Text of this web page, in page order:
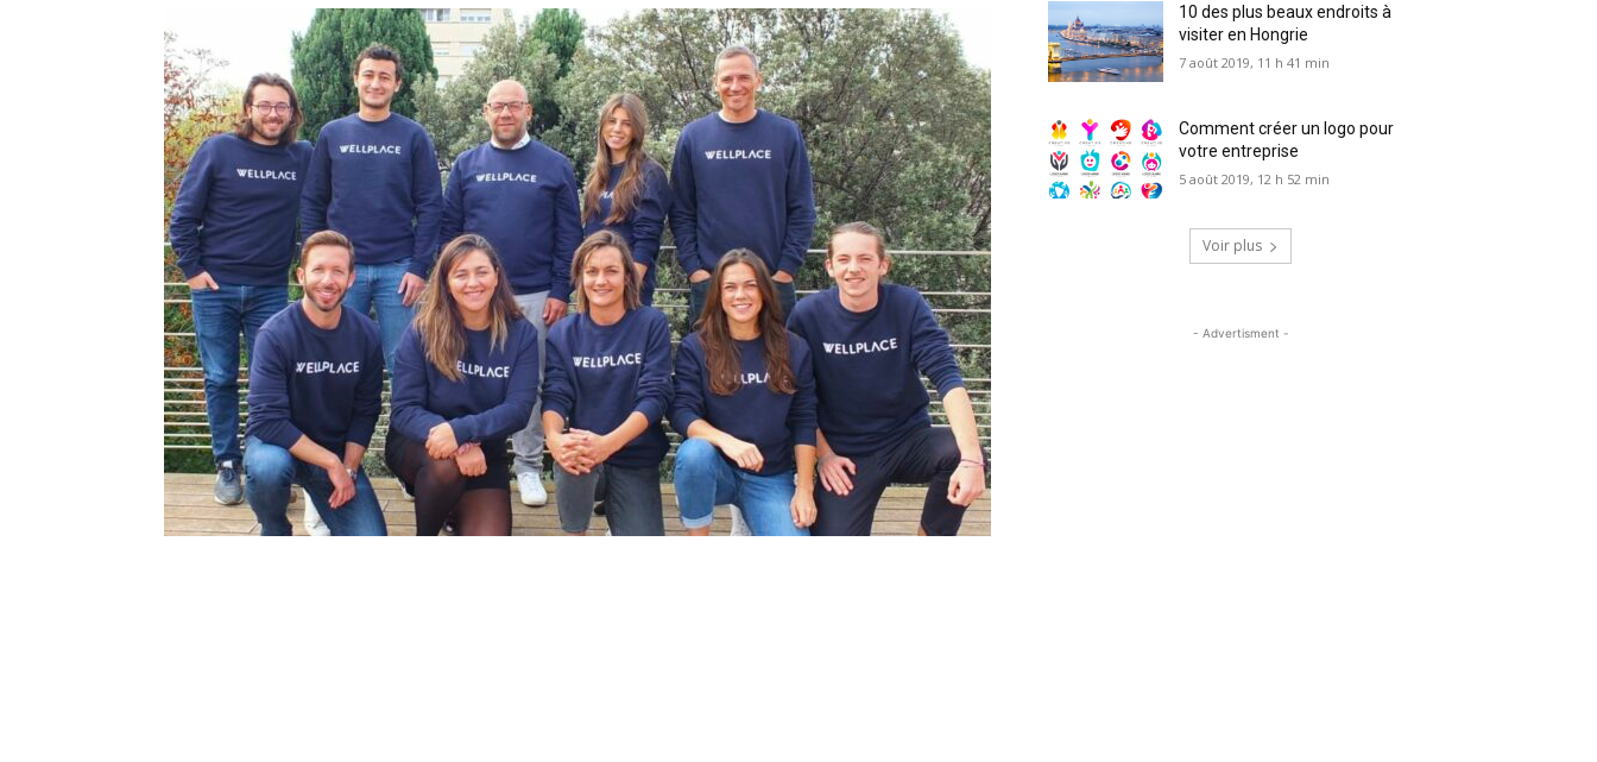
10 des plus beaux endroits à
visiter en Hongrie
7 août 2019, 11 h 41 min
Comment créer un logo pour
votre entreprise
5 août 2019, 12 h 52 min
Voir plus
- Advertisment -